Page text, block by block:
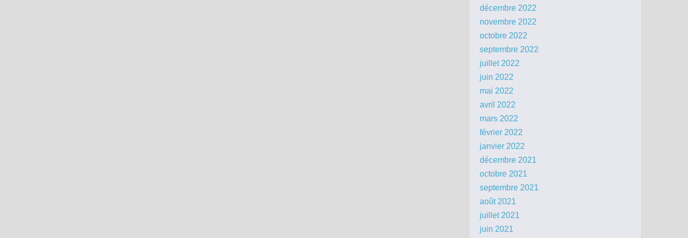
décembre 2022
novembre 2022
octobre 2022
septembre 2022
juillet 2022
juin 2022
mai 2022
avril 2022
mars 2022
février 2022
janvier 2022
décembre 2021
octobre 2021
septembre 2021
août 2021
juillet 2021
juin 2021